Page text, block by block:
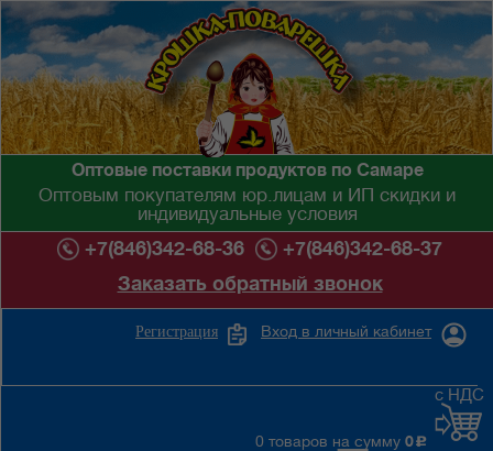
Оптовые поставки продуктов по Самаре
Оптовым покупателям юр.лицам и ИП скидки и
индивидуальные условия
+7(846)342-68-36
+7(846)342-68-37
Заказать обратный звонок
Вход в личный кабинет
Регистрация
0 товаров на сумму 0 c
с НДС